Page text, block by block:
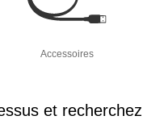
Accessoires
et recherchez